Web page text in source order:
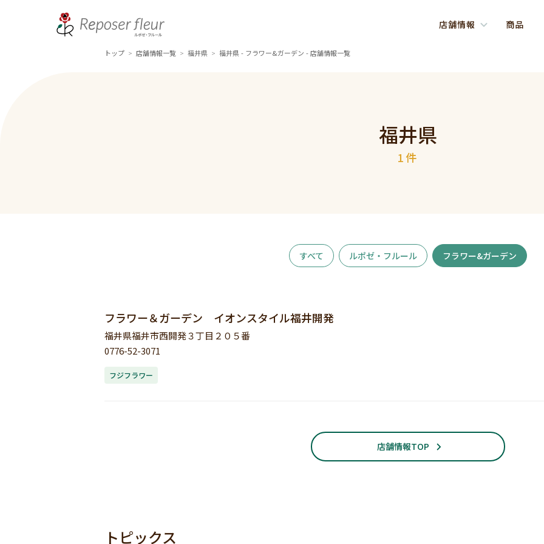
店舗情報 商品
トップ > 店舗情報一覧 > 福井県 > 福井県 - フラワー&ガーデン - 店舗情報一覧
福井県
1件
すべて ルポゼ・フルール フラワー&ガーデン
フラワー＆ガーデン イオンスタイル福井開発
福井県福井市西開発３丁目２０５番
0776-52-3071
フジフラワー
店舗情報TOP
トピックス